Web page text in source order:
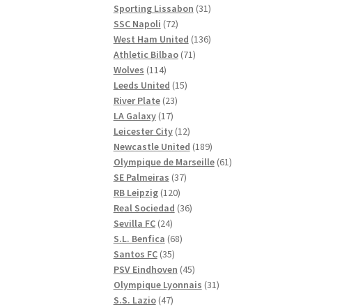
produkter
Sporting Lissabon 3131
SSC Napoli 7272
produkter
West Ham United 136136
Athletic Bilbao 7171
Wolves 114114
produkter
Leeds United 1515
River Plate 2323
LA Galaxy 1717
produkter
Leicester City 1212
produkter
Newcastle United 189189
produkter
Olympique de Marseille 6161
SE Palmeiras 3737
RB Leipzig 120120
produkter
Real Sociedad 3636
Sevilla FC 2424
produkter
S.L. Benfica 6868
Santos FC 3535
produkter
PSV Eindhoven 4545
produkter
Olympique Lyonnais 3131
S.S. Lazio 4747